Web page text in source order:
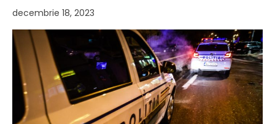
decembrie 18, 2023